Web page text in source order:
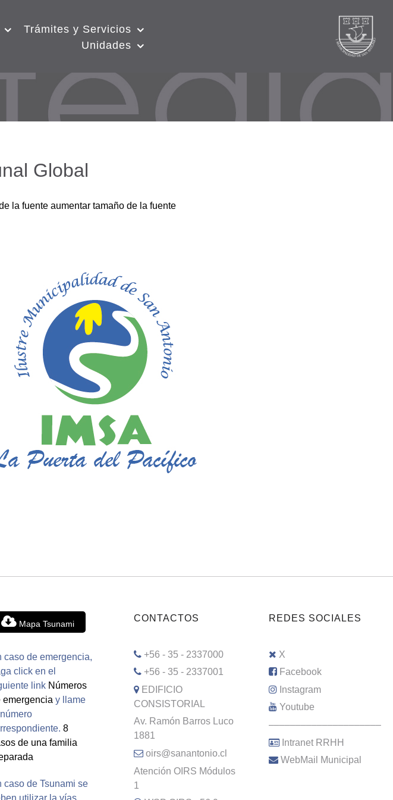
Trámites y Servicios
Unidades
Global
la fuente aumentar tamaño de la fuente
Mapa Tsunami
caso de emergencia,
click en el
link Números
emergencia y llame
8
de una familia
caso de Tsunami se
utilizar la vías
CONTACTOS
+56 - 35 - 2337000
+56 - 35 - 2337001
EDIFICIO
CONSISTORIAL
Av. Ramón Barros Luco
1881
oirs@sanantonio.cl
Atención OIRS Módulos
1
REDES SOCIALES
X
Facebook
Instagram
Youtube
–––––––––––––––––––––
Intranet RRHH
WebMail Municipal